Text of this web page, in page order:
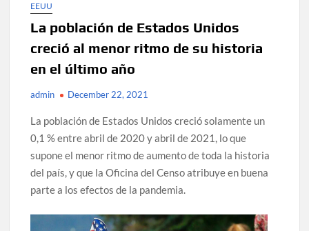
EEUU
La población de Estados Unidos
creció al menor ritmo de su historia
en el último año
admin December 22, 2021
La población de Estados Unidos creció solamente un
0,1 % entre abril de 2020 y abril de 2021, lo que
supone el menor ritmo de aumento de toda la historia
del país, y que la Oficina del Censo atribuye en buena
parte a los efectos de la pandemia.